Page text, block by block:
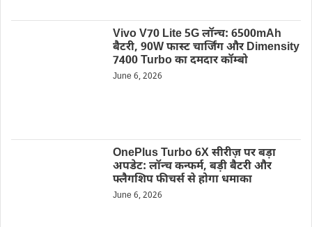
Vivo V70 Lite 5G लॉन्च: 6500mAh
बैटरी, 90W फास्ट चार्जिंग और Dimensity
7400 Turbo का दमदार कॉम्बो
June 6, 2026
OnePlus Turbo 6X सीरीज़ पर बड़ा
अपडेट: लॉन्च कन्फर्म, बड़ी बैटरी और
फ्लैगशिप फीचर्स से होगा धमाका
June 6, 2026